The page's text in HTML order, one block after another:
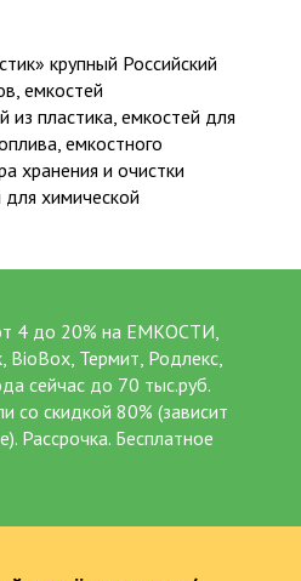
крупный Российский
емкостей
из пластика, емкостей для
емкостного
хранения и очистки
химической
4 до 20% на ЕМКОСТИ,
Термит, Родлекс,
сейчас до 70 тыс.руб.
со скидкой 80% (зависит
Рассрочка. Бесплатное